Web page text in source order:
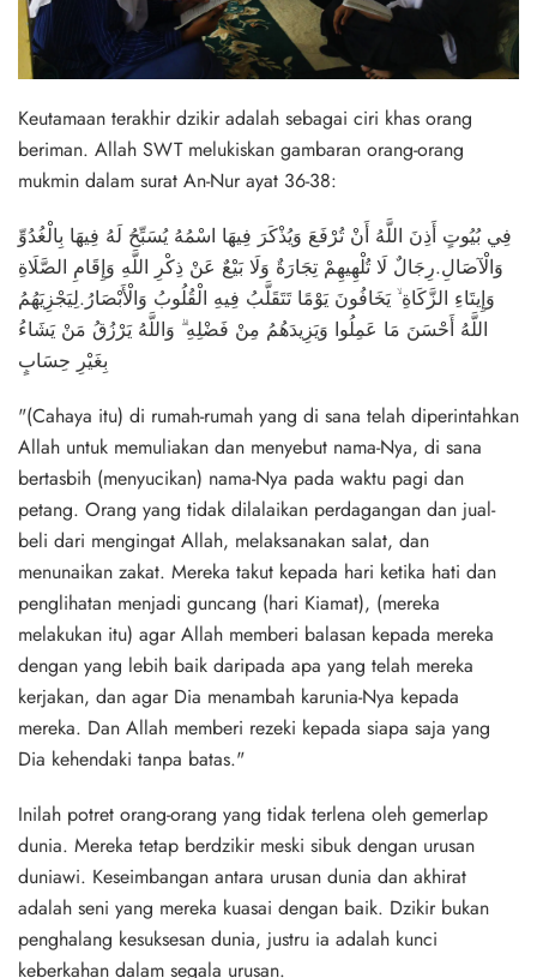
Keutamaan terakhir dzikir adalah sebagai ciri khas orang
beriman. Allah SWT melukiskan gambaran orang-orang
mukmin dalam surat An-Nur ayat 36-38:
فِي بُيُوتٍ أَذِنَ اللَّهُ أَنْ تُرْفَعَ وَيُذْكَرَ فِيهَا اسْمُهُ يُسَبِّحُ لَهُ فِيهَا بِالْغُدُوِّ
وَالْآصَالِ.رِجَالٌ لَا تُلْهِيهِمْ تِجَارَةٌ وَلَا بَيْعٌ عَنْ ذِكْرِ اللَّهِ وَإِقَامِ الصَّلَاةِ
وَإِيتَاءِ الزَّكَاةِ ۙ يَخَافُونَ يَوْمًا تَتَقَلَّبُ فِيهِ الْقُلُوبُ وَالْأَبْصَارُ.لِيَجْزِيَهُمُ
اللَّهُ أَحْسَنَ مَا عَمِلُوا وَيَزِيدَهُمُ مِنْ فَضْلِهِ ۗ وَاللَّهُ يَرْزُقُ مَنْ يَشَاءُ
بِغَيْرِ حِسَابٍ
"(Cahaya itu) di rumah-rumah yang di sana telah diperintahkan
Allah untuk memuliakan dan menyebut nama-Nya, di sana
bertasbih (menyucikan) nama-Nya pada waktu pagi dan
petang. Orang yang tidak dilalaikan perdagangan dan jual-
beli dari mengingat Allah, melaksanakan salat, dan
menunaikan zakat. Mereka takut kepada hari ketika hati dan
penglihatan menjadi guncang (hari Kiamat), (mereka
melakukan itu) agar Allah memberi balasan kepada mereka
dengan yang lebih baik daripada apa yang telah mereka
kerjakan, dan agar Dia menambah karunia-Nya kepada
mereka. Dan Allah memberi rezeki kepada siapa saja yang
Dia kehendaki tanpa batas."
Inilah potret orang-orang yang tidak terlena oleh gemerlap
dunia. Mereka tetap berdzikir meski sibuk dengan urusan
duniawi. Keseimbangan antara urusan dunia dan akhirat
adalah seni yang mereka kuasai dengan baik. Dzikir bukan
penghalang kesuksesan dunia, justru ia adalah kunci
keberkahan dalam segala urusan.